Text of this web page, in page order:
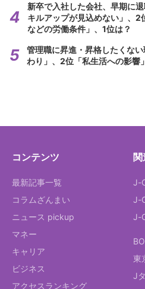
新卒で入社した会社、早期に
キルアップが見込めない」、2
などの労働条件」、1位は？
管理職に昇進・昇格したくな
わり」、2位「私生活への影響
コンテンツ
最新記事一覧
コラムざんまい
ニュース pickup
マネー
キャリア
ビジネス
アクセスランキング
関
J-
J-
J-
東
J